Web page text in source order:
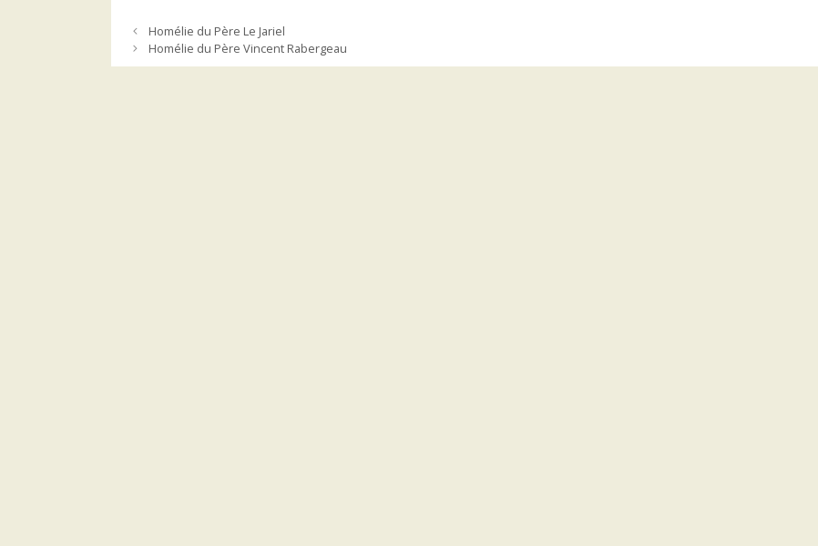
Homélie du Père Le Jariel
Homélie du Père Vincent Rabergeau